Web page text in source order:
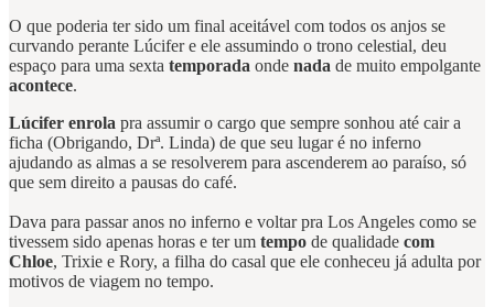
O que poderia ter sido um final aceitável com todos os anjos se
curvando perante Lúcifer e ele assumindo o trono celestial, deu
espaço para uma sexta temporada onde nada de muito empolgante
acontece.
Lúcifer enrola pra assumir o cargo que sempre sonhou até cair a
ficha (Obrigando, Drª. Linda) de que seu lugar é no inferno
ajudando as almas a se resolverem para ascenderem ao paraíso, só
que sem direito a pausas do café.
Dava para passar anos no inferno e voltar pra Los Angeles como se
tivessem sido apenas horas e ter um tempo de qualidade com
Chloe, Trixie e Rory, a filha do casal que ele conheceu já adulta por
motivos de viagem no tempo.